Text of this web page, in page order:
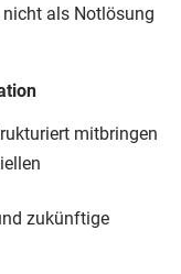
als Notlösung
mitbringen
zukünftige